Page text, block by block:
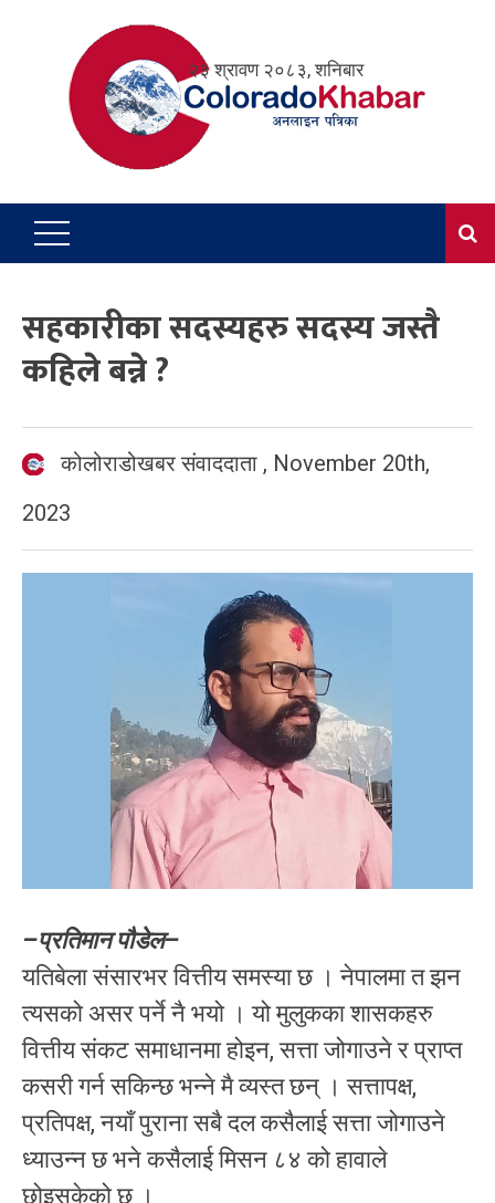
२३ श्रावण २०८३, शनिबार
सहकारीका सदस्यहरु सदस्य जस्तै
कहिले बन्ने ?
कोलोराडोखबर संवाददाता , November 20th,
2023
–प्रतिमान पौडेल–
यतिबेला संसारभर वित्तीय समस्या छ । नेपालमा त झन
त्यसको असर पर्ने नै भयो । यो मुलुकका शासकहरु
वित्तीय संकट समाधानमा होइन, सत्ता जोगाउने र प्राप्त
कसरी गर्न सकिन्छ भन्ने मै व्यस्त छन् । सत्तापक्ष,
प्रतिपक्ष, नयाँ पुराना सबै दल कसैलाई सत्ता जोगाउने
ध्याउन्न छ भने कसैलाई मिसन ८४ को हावाले
छोइसकेको छ ।